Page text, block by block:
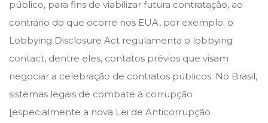
público, para fins de viabilizar futura contratação, ao
contrário do que ocorre nos EUA, por exemplo: o
Lobbying Disclosure Act regulamenta o lobbying
contact, dentre eles, contatos prévios que visam
negociar a celebração de contratos públicos. No Brasil,
sistemas legais de combate à corrupção
[especialmente a nova Lei de Anticorrupção